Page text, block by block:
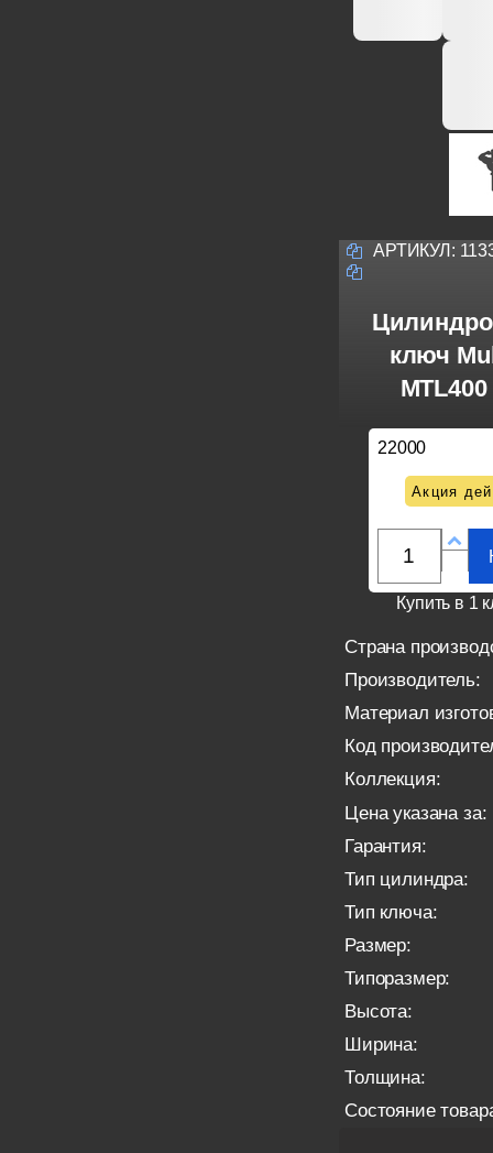
АРТИКУЛ:
ключ
22000
Акция
Купить в 1
Страна
Производитель:
Материал
Код
Коллекция:
Цена указана за:
Гарантия:
Тип цилиндра:
Тип ключа:
Размер:
Типоразмер:
Высота:
Ширина:
Толщина:
Состояние